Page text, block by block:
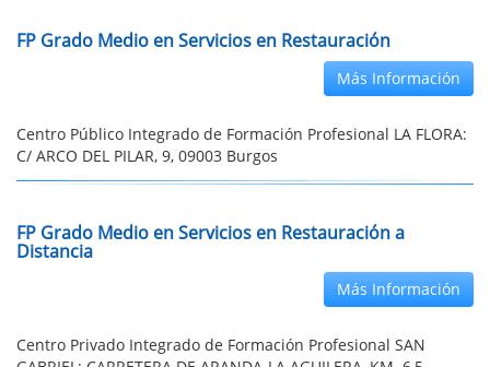
FP Grado Medio en Servicios en Restauración
Más Información
Centro Público Integrado de Formación Profesional LA FLORA:
C/ ARCO DEL PILAR, 9, 09003 Burgos
FP Grado Medio en Servicios en Restauración a
Distancia
Más Información
Centro Privado Integrado de Formación Profesional SAN